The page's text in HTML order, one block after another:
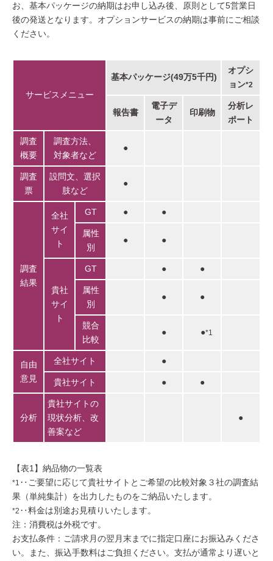
お、基本パッケージの納期はお申し込み後、原則として5営業日
後の発送となります。オプションサービスの納期は事前にご相談
ください。
サービスメニュー
基本パッケージ(49万5千円)
オプシ
ョン*2
報告書
電子デ
ータ
印刷物
分析レ
ポート
調査
概要
調査方法、
対象者など
●
調査
票
設問文、選択
肢など
●
調査
結果
全社
サイ
ト
GT ● ●
属性
別
● ●
貴社
サイ
ト
GT ● ●
属性
別
● ●
競合
比較
● ●*1
自由
意見
全社サイト ●
貴社サイト ● ●
分析
貴社サイトの
現状分析、改
善案など
●
【表1】納品物の一覧表
*1 ‥ご要望に応じて貴社サイトとご希望の比較対象３社の調査結
果（単純集計）を出力したものをご納品いたします。
*2 ‥料金は別途お見積りいたします。
注：消費税は外税です。
お支払条件：ご請求月の翌月末までに指定口座にお振込みくださ
い。また、振込手数料はご負担ください。支払が通常より遅いと